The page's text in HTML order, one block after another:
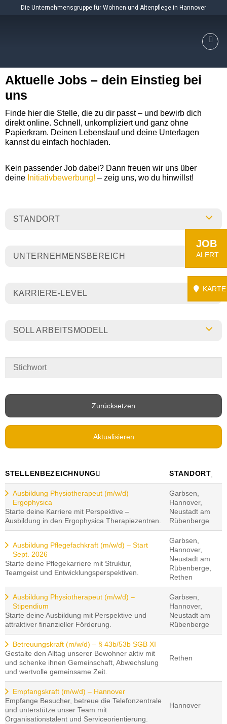
Die Unternehmensgruppe für Wohnen und Altenpflege in Hannover
Aktuelle Jobs – dein Einstieg bei
uns
Finde hier die Stelle, die zu dir passt – und bewirb dich
direkt online. Schnell, unkompliziert und ganz ohne
Papierkram. Deinen Lebenslauf und deine Unterlagen
kannst du einfach hochladen.
Kein passender Job dabei? Dann freuen wir uns über
deine Initiativbewerbung! – zeig uns, wo du hinwillst!
STANDORT
UNTERNEHMENSBEREICH
KARRIERE-LEVEL
SOLL ARBEITSMODELL
Zurücksetzen
Aktualisieren
STELLENBEZEICHNUNG STANDORT
Ausbildung Physiotherapeut (m/w/d)
Ergophysica
Starte deine Karriere mit Perspektive –
Ausbildung in den Ergophysica Therapiezentren.
Garbsen,
Hannover,
Neustadt am
Rübenberge
Ausbildung Pflegefachkraft (m/w/d) – Start
Sept. 2026
Starte deine Pflegekarriere mit Struktur,
Teamgeist und Entwicklungsperspektiven.
Garbsen,
Hannover,
Neustadt am
Rübenberge,
Rethen
Ausbildung Physiotherapeut (m/w/d) –
Stipendium
Starte deine Ausbildung mit Perspektive und
attraktiver finanzieller Förderung.
Garbsen,
Hannover,
Neustadt am
Rübenberge
Betreuungskraft (m/w/d) – § 43b/53b SGB XI
Gestalte den Alltag unserer Bewohner aktiv mit
und schenke ihnen Gemeinschaft, Abwechslung
und wertvolle gemeinsame Zeit.
Rethen
Empfangskraft (m/w/d) – Hannover
Empfange Besucher, betreue die Telefonzentrale
und unterstütze unser Team mit
Organisationstalent und Serviceorientierung.
Hannover
JOB
ALERT
KARTE